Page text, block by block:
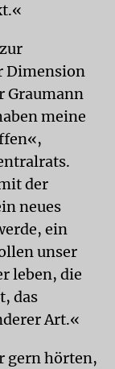
Dimension
Graumann
meine
der
neues
ein
unser
leben, die
das
Art.«
gern hörten,